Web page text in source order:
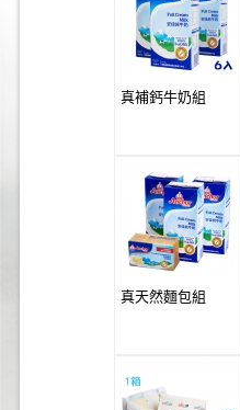
真補鈣牛奶組
真天然麵包組